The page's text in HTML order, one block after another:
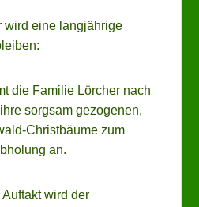
wird eine langjährige
die Familie Lörcher nach
sorgsam gezogenen,
Christbäume zum
an.
wird der